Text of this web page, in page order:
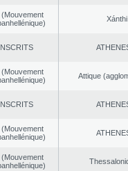
(Mouvement
Xánthi
(Mouvement
Αttique
(Mouvement
(Mouvement